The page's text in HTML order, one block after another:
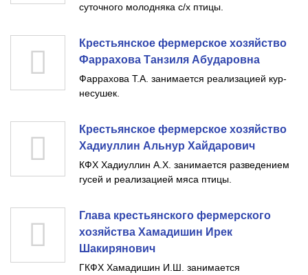
суточного молодняка с/х птицы.
Крестьянское фермерское хозяйство
Фаррахова Танзиля Абударовна
Фаррахова Т.А. занимается реализацией кур-
несушек.
Крестьянское фермерское хозяйство
Хадиуллин Альнур Хайдарович
КФХ Хадиуллин А.Х. занимается разведением
гусей и реализацией мяса птицы.
Глава крестьянского фермерского
хозяйства Хамадишин Ирек
Шакирянович
ГКФХ Хамадишин И.Ш. занимается